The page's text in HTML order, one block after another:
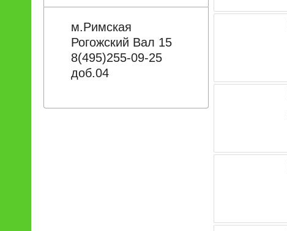
м.Римская
Рогожский Вал 15
8(495)255-09-25
доб.04